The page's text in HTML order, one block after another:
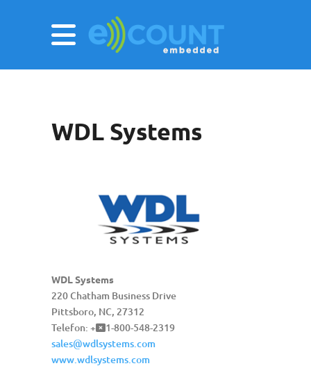
WDL Systems
WDL Systems
220 Chatham Business Drive
Pittsboro, NC, 27312
Telefon: +
1-800-548-2319
sales@wdlsystems.com
www.wdlsystems.com